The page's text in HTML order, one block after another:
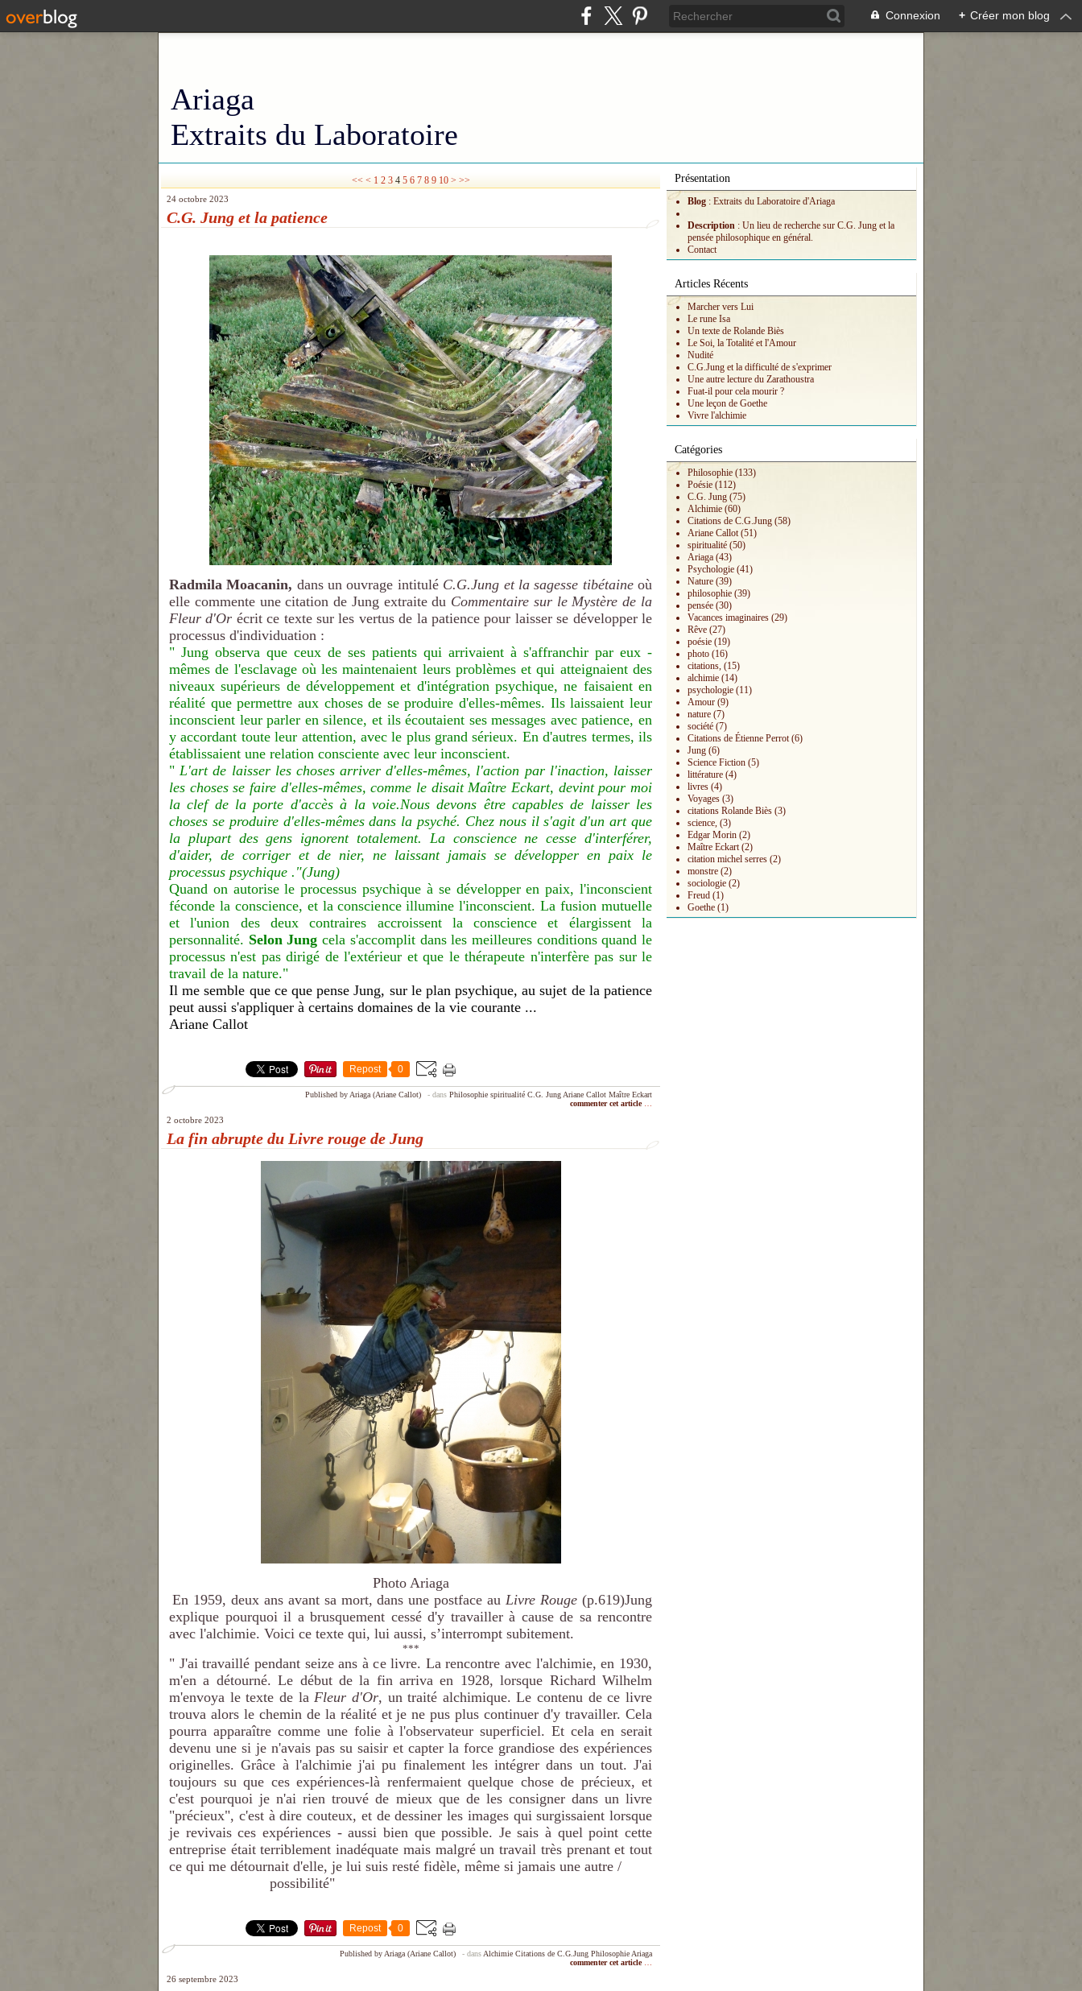
Connexion + Créer mon blog
Ariaga
Extraits du Laboratoire
<< < 1 2 3 4 5 6 7 8 9 10 > >>
24 octobre 2023
C.G. Jung et la patience
Radmila Moacanin, dans un ouvrage intitulé C.G.Jung et la sagesse tibétaineoù
elle commente une citation de Jung extraite du Commentaire sur le Mystère de la
Fleur d'Or écrit ce texte sur les vertus de la patience pour laisser se développer le
processus d'individuation :
" Jung observa que ceux de ses patients qui arrivaient à s'affranchir par eux -
mêmes de l'esclavage où les maintenaient leurs problèmes et qui atteignaient des
niveaux supérieurs de développement et d'intégration psychique, ne faisaient en
réalité que permettre aux choses de se produire d'elles-mêmes. Ils laissaient leur
inconscient leur parler en silence, et ils écoutaient ses messages avec patience, en
y accordant toute leur attention, avec le plus grand sérieux. En d'autres termes, ils
établissaient une relation consciente avec leur inconscient.
" L'art de laisser les choses arriver d'elles-mêmes, l'action par l'inaction, laisser
les choses se faire d'elles-mêmes, comme le disait Maître Eckart, devint pour moi
la clef de la porte d'accès à la voie.Nous devons être capables de laisser les
choses se produire d'elles-mêmes dans la psyché. Chez nous il s'agit d'un art que
la plupart des gens ignorent totalement. La conscience ne cesse d'interférer,
d'aider, de corriger et de nier, ne laissant jamais se développer en paix le
processus psychique ."(Jung)
Quand on autorise le processus psychique à se développer en paix, l'inconscient
féconde la conscience, et la conscience illumine l'inconscient. La fusion mutuelle
et l'union des deux contraires accroissent la conscience et élargissent la
personnalité. Selon Jung cela s'accomplit dans les meilleures conditions quand le
processus n'est pas dirigé de l'extérieur et que le thérapeute n'interfère pas sur le
travail de la nature."
Il me semble que ce que pense Jung, sur le plan psychique, au sujet de la patience
peut aussi s'appliquer à certains domaines de la vie courante ...
Ariane Callot
Repost 0
Published by Ariaga (Ariane Callot) - dans Philosophie spiritualité C.G. Jung Ariane Callot Maître Eckart
commenter cet article
2 octobre 2023
La fin abrupte du Livre rouge de Jung
Photo Ariaga
En 1959, deux ans avant sa mort, dans une postface auLivre Rouge (p.619)Jung
explique pourquoi il a brusquement cessé d'y travailler à cause de sa rencontre
avec l'alchimie. Voici ce texte qui, lui aussi, s’interrompt subitement.
***
" J'ai travaillé pendant seize ans à ce livre. La rencontre avec l'alchimie, en 1930,
m'en a détourné. Le début de la fin arriva en 1928, lorsque Richard Wilhelm
m'envoya le texte de laFleur d'Or, un traité alchimique. Le contenu de ce livre
trouva alors le chemin de la réalité et je ne pus plus continuer d'y travailler. Cela
pourra apparaître comme une folie à l'observateur superficiel. Et cela en serait
devenu une si je n'avais pas su saisir et capter la force grandiose des expériences
originelles. Grâce à l'alchimie j'ai pu finalement les intégrer dans un tout. J'ai
toujours su que ces expériences-là renfermaient quelque chose de précieux, et
c'est pourquoi je n'ai rien trouvé de mieux que de les consigner dans un livre
"précieux", c'est à dire couteux, et de dessiner les images qui surgissaient lorsque
je revivais ces expériences - aussi bien que possible. Je sais à quel point cette
entreprise était terriblement inadéquate mais malgré un travail très prenant et tout
ce qui me détournait d'elle, je lui suis resté fidèle, même si jamais une autre /
possibilité"
Repost 0
Published by Ariaga (Ariane Callot) - dans Alchimie Citations de C.G.Jung Philosophie Ariaga
commenter cet article
26 septembre 2023
Présentation
Blog : Extraits du Laboratoire d'Ariaga
Description : Un lieu de recherche sur C.G. Jung et la
pensée philosophique en général.
Contact
Articles Récents
Marcher vers Lui
Le rune Isa
Un texte de Rolande Biès
Le Soi, la Totalité et l'Amour
Nudité
C.G.Jung et la difficulté de s'exprimer
Une autre lecture du Zarathoustra
Fuat-il pour cela mourir ?
Une leçon de Goethe
Vivre l'alchimie
Catégories
Philosophie (133)
Poésie (112)
C.G. Jung (75)
Alchimie (60)
Citations de C.G.Jung (58)
Ariane Callot(51)
spiritualité (50)
Ariaga (43)
Psychologie (41)
Nature (39)
philosophie (39)
pensée (30)
Vacances imaginaires (29)
Rêve (27)
poésie (19)
photo (16)
citations, (15)
alchimie (14)
psychologie (11)
Amour (9)
nature (7)
société (7)
Citations de Étienne Perrot(6)
Jung (6)
Science Fiction (5)
littérature (4)
livres (4)
Voyages (3)
citations Rolande Biès (3)
science, (3)
Edgar Morin (2)
Maître Eckart(2)
citation michel serres (2)
monstre (2)
sociologie (2)
Freud (1)
Goethe (1)